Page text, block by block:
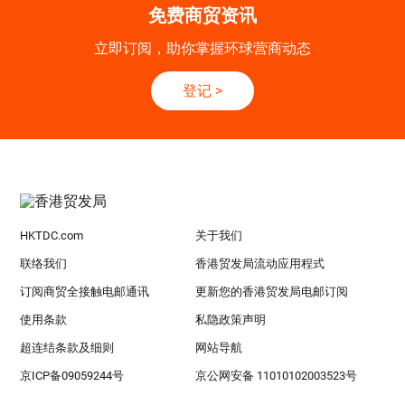
免费商贸资讯
立即订阅，助你掌握环球营商动态
登记 >
HKTDC.com 关于我们
联络我们 香港贸发局流动应用程式
订阅商贸全接触电邮通讯 更新您的香港贸发局电邮订阅
使用条款 私隐政策声明
超连结条款及细则 网站导航
京ICP备09059244号 京公网安备 11010102003523号